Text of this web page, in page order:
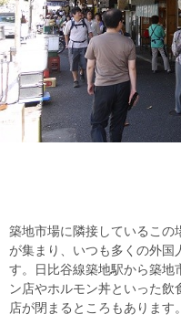
築地市場に隣接しているこの
が集まり、いつも多くの外国
す。日比谷線築地駅から築地
ン店やホルモン丼といった
店が閉まるところもあります。